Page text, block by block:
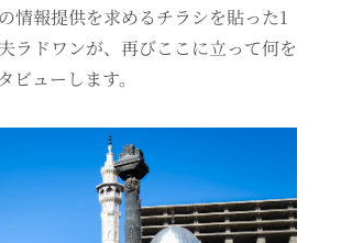
情報提供を求めるチラシを貼った1
ラドワンが、再びここに立って何を
ビューします。